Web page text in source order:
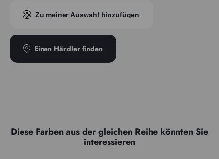
Transparenz
Undurchsichtig
Zu meiner Auswahl hinzufügen
Einen Händler finden
Diese Farben aus der gleichen Reihe könnten Sie
interessieren